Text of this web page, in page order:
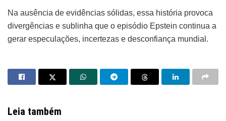
Na ausência de evidências sólidas, essa história provoca
divergências e sublinha que o episódio Epstein continua a
gerar especulações, incertezas e desconfiança mundial.
Leia também